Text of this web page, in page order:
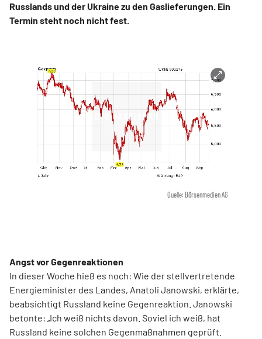
Russlands und der Ukraine zu den Gaslieferungen. Ein
Termin steht noch nicht fest.
Quelle: Börsenmedien AG
Angst vor Gegenreaktionen
In dieser Woche hieß es noch: Wie der stellvertretende
Energieminister des Landes, Anatoli Janowski, erklärte,
beabsichtigt Russland keine Gegenreaktion. Janowski
betonte: „Ich weiß nichts davon. Soviel ich weiß, hat
Russland keine solchen Gegenmaßnahmen geprüft.